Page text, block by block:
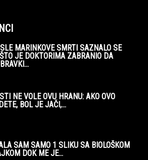
MARINKOVE SMRTI SAZNALO SE
JE DOKTORIMA ZABRANIO DA
NE VOLE OVU HRANU: AKO OVO
BOL JE JAČI,...
SAM SAMO 1 SLIKU SA BIOLOŠKOM
DOK ME JE...